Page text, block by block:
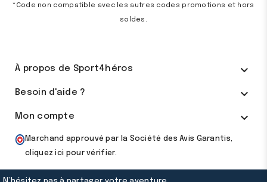
*Code non compatible avec les autres codes promotions et hors
soldes.
À propos de Sport4héros 
Besoin d'aide ? 
Mon compte 
Marchand approuvé par la Société des Avis Garantis,
cliquez ici pour vérifier.